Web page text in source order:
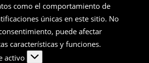
como el comportamiento de
únicas en este sitio. No
puede afectar
características y funciones.
activo